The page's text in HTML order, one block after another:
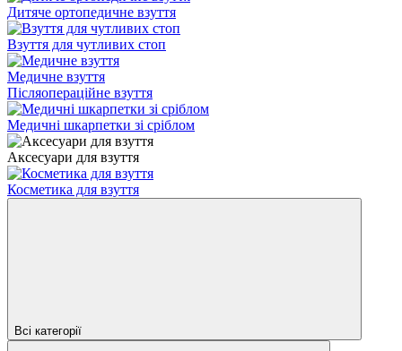
Дитяче ортопедичне взуття
Взуття для чутливих стоп
Медичне взуття
Післяопераційне взуття
Медичні шкарпетки зі сріблом
Аксесуари для взуття
Косметика для взуття
Всі категорії